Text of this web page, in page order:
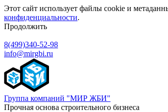
Этот сайт использует файлы cookie и
конфиденциальности.
Продолжить
8(499)340-52-98
info@mirgbi.ru
Группа компаний "МИР ЖБИ"
Прочная основа строительного бизнеса